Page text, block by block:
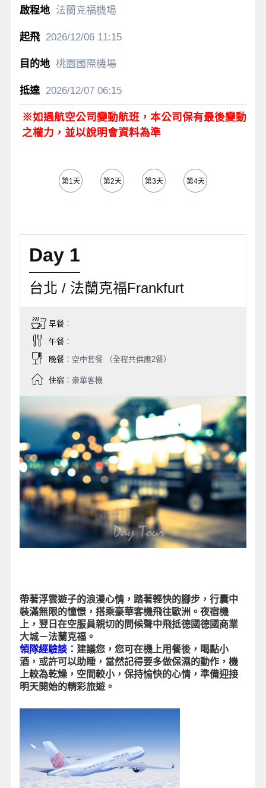
法蘭克福機場
2026/12/0611:15
桃園國際機場
2026/12/0706:15
※如遇航空公司變動航班，本公司保有最後變動
之權力，並以說明會資料為準
第1天 第2天 第3天 第4天
Day 1
台北 / 法蘭克福Frankfurt
早餐：
午餐：
晚餐：空中套餐 （全程共供應2餐）
住宿：豪華客機
帶著浮雲遊子的浪漫心情，踏著輕快的腳步，行囊中
裝滿無限的憧憬，搭乘豪華客機飛往歐洲。夜宿機
上，翌日在空服員親切的問候聲中飛抵德國德國商業
大城－法蘭克福。
領隊經驗談： 建議您，您可在機上用餐後，喝點小
酒，或許可以助睡，當然記得要多做保濕的動作，機
上較為乾燥，空間較小，保持愉快的心情，準備迎接
明天開始的精彩旅遊。